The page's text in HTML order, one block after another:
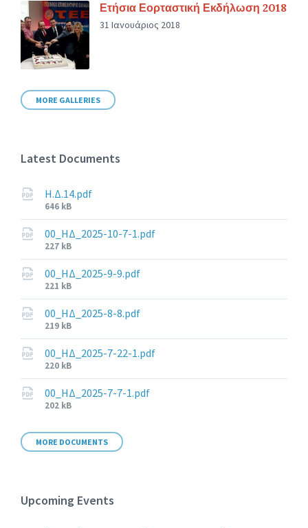
Ετήσια Εορταστική Εκδήλωση 2018
31 Ιανουάριος 2018
MORE GALLERIES
Latest Documents
Η.Δ.14.pdf
File
size:
646 kB
00_ΗΔ_2025-10-7-1.pdf
File
size:
227 kB
00_ΗΔ_2025-9-9.pdf
File
size:
221 kB
00_ΗΔ_2025-8-8.pdf
File
size:
219 kB
00_ΗΔ_2025-7-22-1.pdf
File
size:
220 kB
00_ΗΔ_2025-7-7-1.pdf
File
202 kB
MORE DOCUMENTS
Upcoming Events